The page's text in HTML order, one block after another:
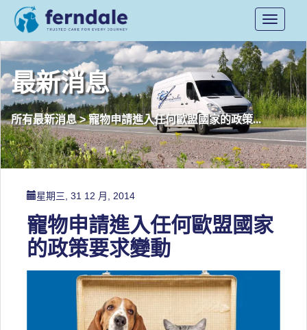
Toggle
最新消息
所有最新消息>寵物申請進入任何歐盟國家的政策...
星期三, 31 12 月, 2014
寵物申請進入任何歐盟國家
的政策要求變動